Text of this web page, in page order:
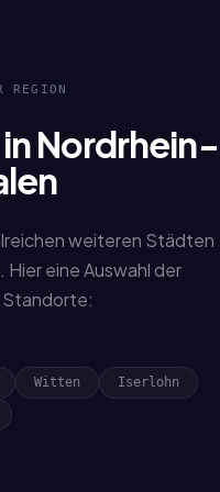
REGION
Nordrhein-
weiteren Städten
eine Auswahl der
Witten Iserlohn